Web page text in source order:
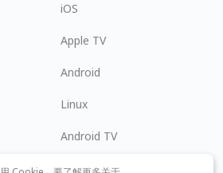
iOS
Apple TV
Android
Linux
Android TV